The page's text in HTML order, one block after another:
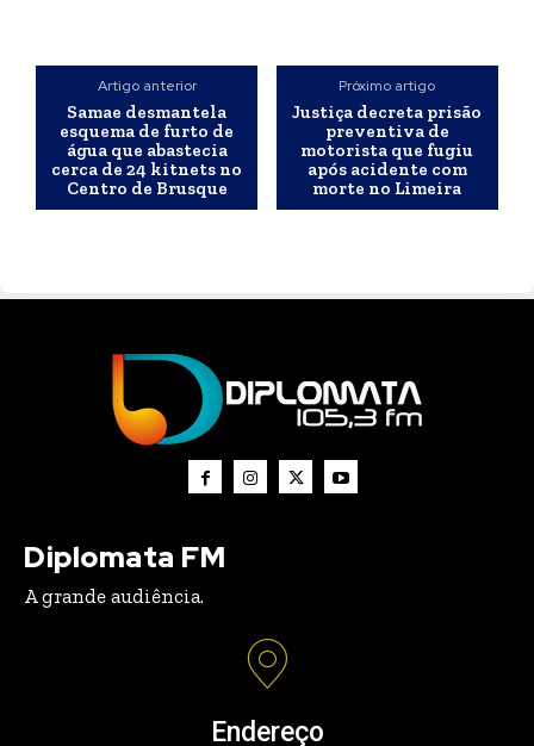
Artigo anterior
Samae desmantela
esquema de furto de
água que abastecia
cerca de 24 kitnets no
Centro de Brusque
Próximo artigo
Justiça decreta prisão
preventiva de
motorista que fugiu
após acidente com
morte no Limeira
Diplomata FM
A grande audiência.
Endereço